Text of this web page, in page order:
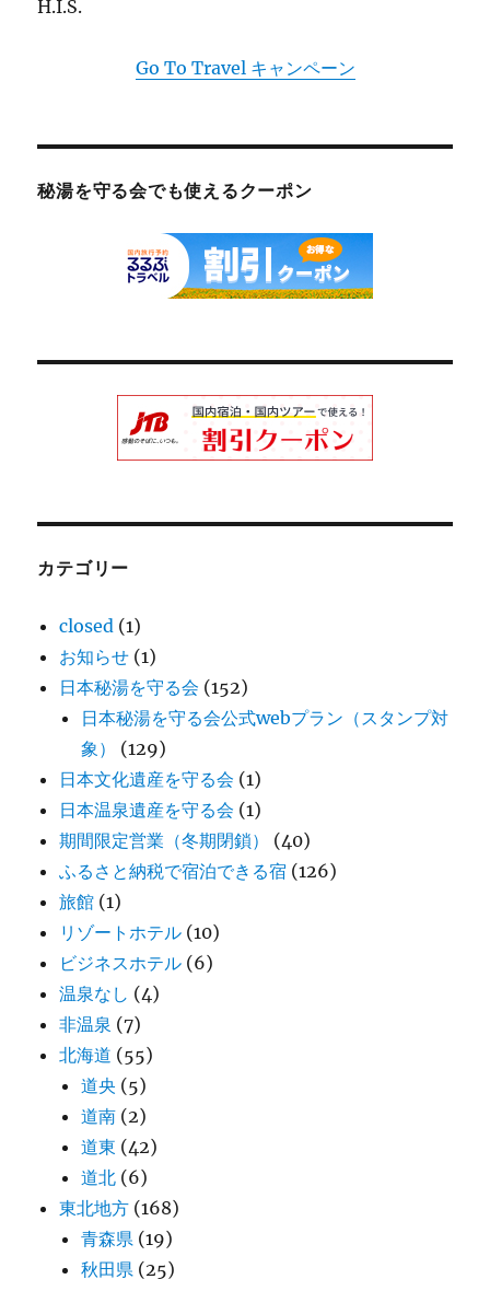
H.I.S.
Go To Travel キャンペーン
秘湯を守る会でも使えるクーポン
カテゴリー
closed (1)
お知らせ (1)
日本秘湯を守る会 (152)
日本秘湯を守る会公式webプラン（スタンプ対
象）
(129)
日本文化遺産を守る会 (1)
日本温泉遺産を守る会 (1)
期間限定営業（冬期閉鎖）
(40)
ふるさと納税で宿泊できる宿 (126)
旅館 (1)
リゾートホテル (10)
ビジネスホテル (6)
温泉なし (4)
非温泉 (7)
北海道 (55)
道央 (5)
道南 (2)
道東 (42)
道北 (6)
東北地方 (168)
青森県 (19)
秋田県 (25)